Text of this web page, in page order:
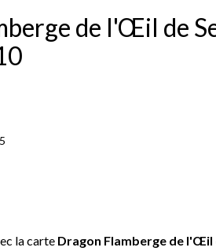
de l'Œil de
la carte Dragon Flamberge de l'Œil